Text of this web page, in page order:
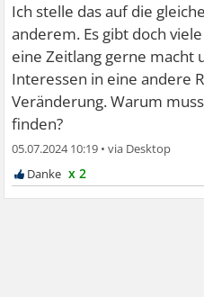
Ich stelle das auf die
anderem. Es gibt doch
eine Zeitlang gerne macht
Interessen in eine andere
Veränderung. Warum
finden?
05.07.2024 10:19 •
x 2